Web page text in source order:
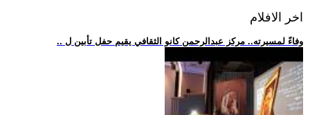
اخر الافلام
.. وفاءً لمسيرته.. مركز عبدالرحمن كانو الثقافي يقيم حفل تأبين ل